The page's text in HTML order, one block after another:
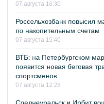
07 августа 16:30
Россельхозбанк повысил
по накопительным счетам
07 августа 15:40
ВТБ: на Петербургском
появится новая беговая
спортсменов
07 августа 12:28